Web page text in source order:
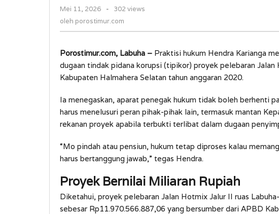
Mei 11, 2026
oleh
-
302 views
oleh porostimur.com
Porostimur.com, Labuha – Praktisi hukum Hendra Karianga
dugaan tindak pidana korupsi (tipikor) proyek pelebaran
Kabupaten Halmahera Selatan tahun anggaran 2020.
Ia menegaskan, aparat penegak hukum tidak boleh berhenti
harus menelusuri peran pihak-pihak lain, termasuk mantan
rekanan proyek apabila terbukti terlibat dalam dugaan
“Mo pindah atau pensiun, hukum tetap diproses kalau
harus bertanggung jawab,” tegas Hendra.
Proyek Bernilai Miliaran Rupiah
Diketahui, proyek pelebaran Jalan Hotmix Jalur II ruas
sebesar Rp11.970.566.887,06 yang bersumber dari APBD